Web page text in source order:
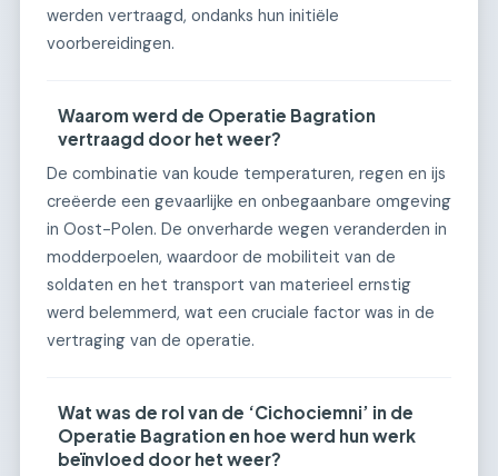
werden vertraagd, ondanks hun initiële
voorbereidingen.
Waarom werd de Operatie Bagration
vertraagd door het weer?
De combinatie van koude temperaturen, regen en ijs
creëerde een gevaarlijke en onbegaanbare omgeving
in Oost-Polen. De onverharde wegen veranderden in
modderpoelen, waardoor de mobiliteit van de
soldaten en het transport van materieel ernstig
werd belemmerd, wat een cruciale factor was in de
vertraging van de operatie.
Wat was de rol van de ‘Cichociemni’ in de
Operatie Bagration en hoe werd hun werk
beïnvloed door het weer?